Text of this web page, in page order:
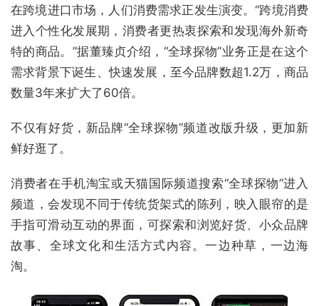
在跨境进口市场，人们消费需求正发生演变。“跨境消费
进入个性化发展期，消费者更热衷探索和发现海外新奇
特的商品。”据董臻贞介绍，“全球探物”业务正是在这个
需求背景下诞生、快速发展，至今品牌数超1.2万，商品
数量3年来扩大了60倍。
不仅有好货，新品牌“全球探物”频道改版升级，更加新
鲜好逛了。
消费者在手机淘宝或天猫国际频道搜索“全球探物”进入
频道，会发现不同于传统货架式的陈列，映入眼帘的是
手指可滑动互动的界面，可探索和浏览好货、小众品牌
故事、全球文化和生活方式内容。一边种草，一边海
淘。